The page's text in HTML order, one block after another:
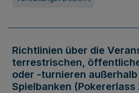
Richtlinien über die
terrestrischen,
oder -turnieren
Spielbanken (Pokererlass